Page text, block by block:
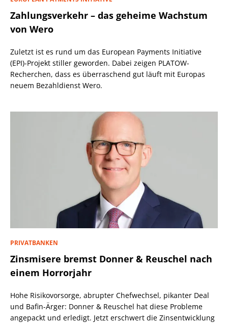
Zahlungsverkehr – das geheime Wachstum
von Wero
Zuletzt ist es rund um das European Payments Initiative
(EPI)-Projekt stiller geworden. Dabei zeigen PLATOW-
Recherchen, dass es überraschend gut läuft mit Europas
neuem Bezahldienst Wero.
PRIVATBANKEN
Zinsmisere bremst Donner & Reuschel nach
einem Horrorjahr
Hohe Risikovorsorge, abrupter Chefwechsel, pikanter Deal
und Bafin-Ärger: Donner & Reuschel hat diese Probleme
angepackt und erledigt. Jetzt erschwert die Zinsentwicklung